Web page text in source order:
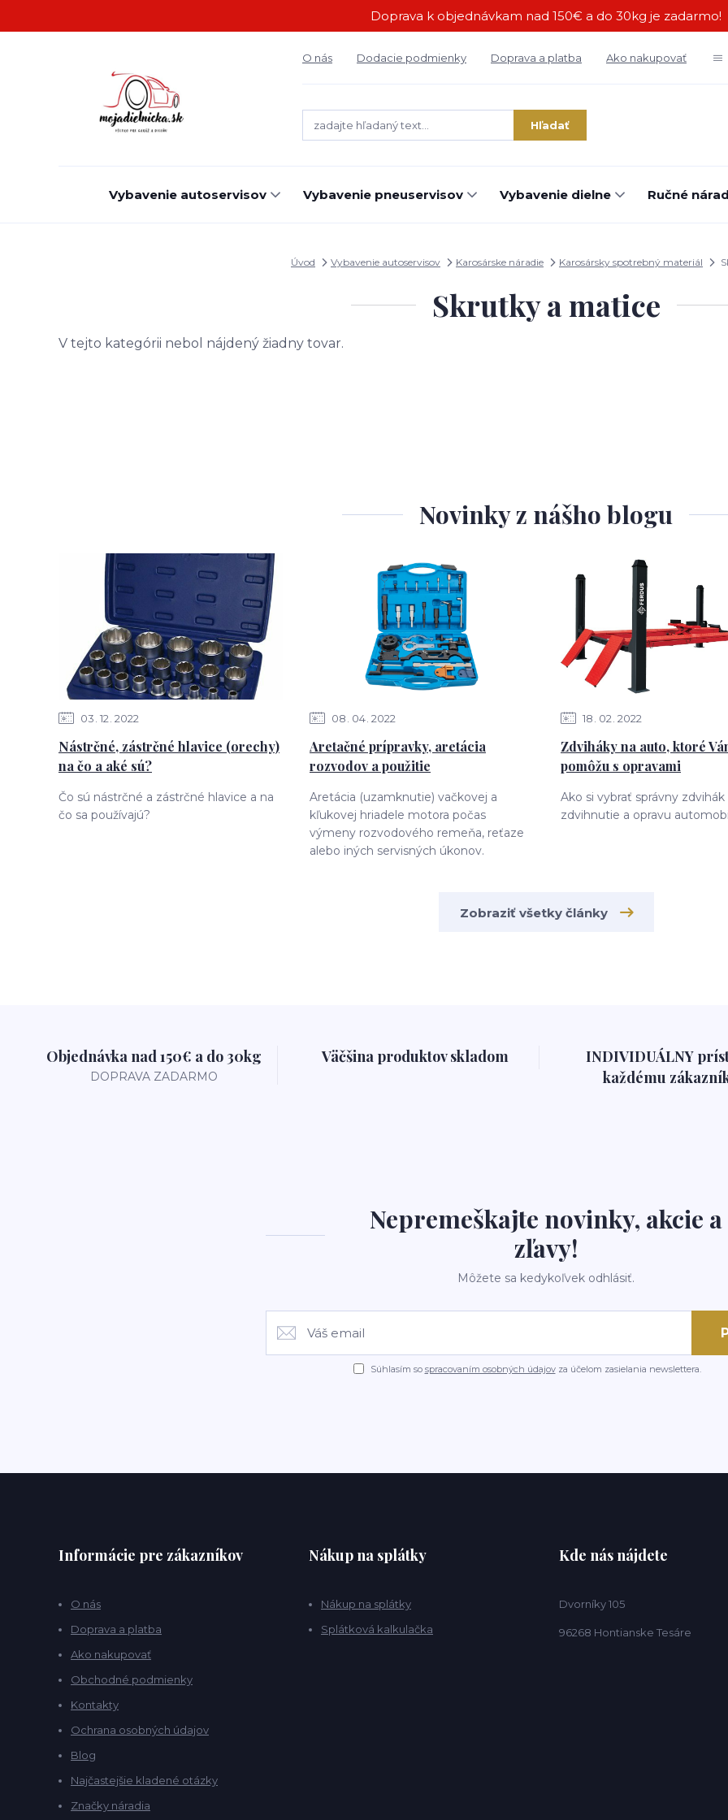
Doprava k objednávkam nad 150€ a do 30kg je zadarmo!
O nás Dodacie podmienky Doprava a platba Ako nakupovať
Hľadať
Vybavenie autoservisov Vybavenie pneuservisov Vybavenie dielne Ručné
Úvod Vybavenie autoservisov Karosárske náradie Karosársky spotrebný materiál
Skrutky a matice
V tejto kategórii nebol nájdený žiadny tovar.
Novinky z nášho blogu
03 12 2022
Nástrčné, zástrčné hlavice (orechy)
na čo a aké sú?
Čo sú nástrčné a zástrčné hlavice a na
čo sa používajú?
08 04 2022
Aretačné prípravky, aretácia
rozvodov a použitie
Aretácia (uzamknutie) vačkovej a
kľukovej hriadele motora počas
výmeny rozvodového remeňa, reťaze
alebo iných servisných úkonov.
18 02 2022
Zdviháky na auto, ktoré
pomôžu s opravami
Ako si vybrať správny zdvihák
zdvihnutie a opravu
Zobraziť všetky články
Objednávka nad 150€ a do 30kg
DOPRAVA ZADARMO
Väčšina produktov skladom
INDIVIDUÁLNY
každému
Nepremeškajte novinky, akcie a
zľavy!
Môžete sa kedykoľvek odhlásiť.
Súhlasím so spracovaním osobných údajovza účelom zasielania newslettera.
Informácie pre zákazníkov
O nás
Doprava a platba
Ako nakupovať
Obchodné podmienky
Kontakty
Ochrana osobných údajov
Blog
Najčastejšie kladené otázky
Značky náradia
Nákup na splátky
Nákup na splátky
Splátková kalkulačka
Kde nás nájdete
Dvorníky 105
96268 Hontianske Tesáre